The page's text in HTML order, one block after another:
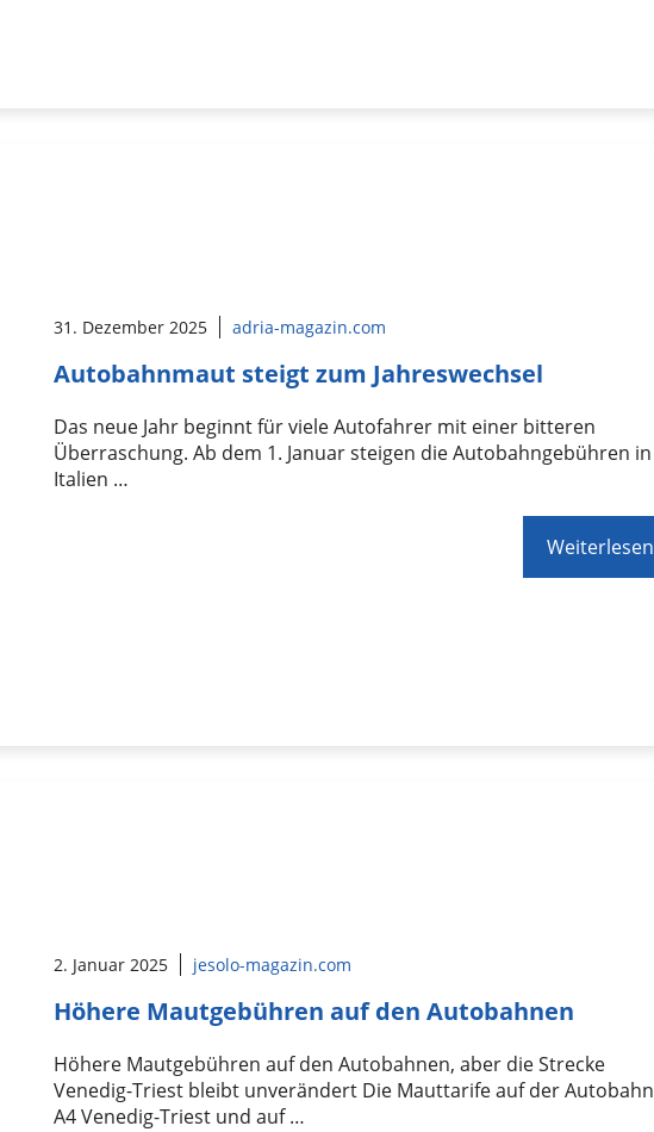
31. Dezember 2025 adria-magazin.com
Autobahnmaut steigt zum Jahreswechsel
Das neue Jahr beginnt für viele Autofahrer mit einer bitteren
Überraschung. Ab dem 1. Januar steigen die Autobahngebühren in
Italien …
Weiterlesen
2. Januar 2025 jesolo-magazin.com
Höhere Mautgebühren auf den Autobahnen
Höhere Mautgebühren auf den Autobahnen, aber die Strecke
Venedig-Triest bleibt unverändert Die Mauttarife auf der Autobahn
A4 Venedig-Triest und auf …